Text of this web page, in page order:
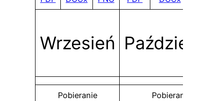
Wrzesień
Pobieranie Pobieranie